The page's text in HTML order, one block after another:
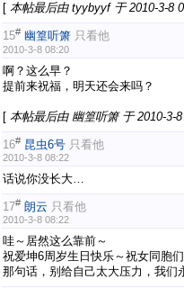
[ 本帖最后由 tyybyyf 于 2010-3-8
15# 幽篁听箫 只看他
2010-3-8 08:20
啊？这么早？
提前来祝福，明天还会来吗？
[ 本帖最后由 幽篁听箫 于 2010-3-
16# 昆虫6号 只看他
2010-3-8 08:22
话说你没长大…
17# 朗云 只看他
2010-3-8 08:22
哇～居然这么靠前～
祝爱坤6周岁生日快乐～祝女同胞
那句话，别给自己太大压力，我们